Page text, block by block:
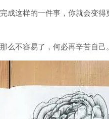
成这样的一件事，你就会变
不容易了，何必再辛苦自己。